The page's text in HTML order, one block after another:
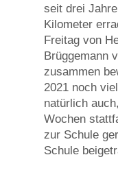
seit drei
Kilometer
Freitag von
Brüggemann
zusammen
2021 noch
natürlich
Wochen
zur Schule
Schule